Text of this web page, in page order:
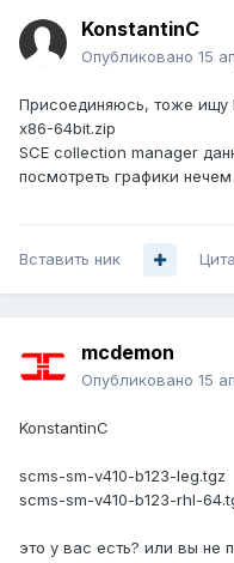
KonstantinC
Опубликовано 15
Присоединяюсь, тоже ищу
x86-64bit.zip
SCE collection manager
посмотреть графики нечем
Вставить ник
mcdemon
Опубликовано 15
KonstantinC
scms-sm-v410-b123-leg.tgz
scms-sm-v410-b123-rhl-
это у вас есть? или вы не